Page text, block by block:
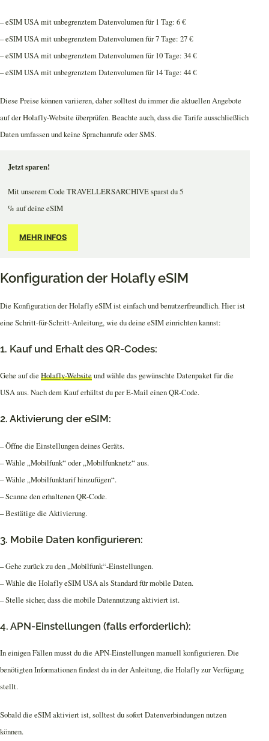
– eSIM USA mit unbegrenztem Datenvolumen für 1 Tag: 6 €
– eSIM USA mit unbegrenztem Datenvolumen für 7 Tage: 27 €
– eSIM USA mit unbegrenztem Datenvolumen für 10 Tage: 34 €
– eSIM USA mit unbegrenztem Datenvolumen für 14 Tage: 44 €
Diese Preise können variieren, daher solltest du immer die aktuellen Angebote
auf der Holafly-Website überprüfen. Beachte auch, dass die Tarife ausschließlich
Daten umfassen und keine Sprachanrufe oder SMS.
Jetzt sparen!
Mit unserem Code TRAVELLERSARCHIVE sparst du 5
% auf deine eSIM
MEHR INFOS
Konfiguration der Holafly eSIM
Die Konfiguration der Holafly eSIM ist einfach und benutzerfreundlich. Hier ist
eine Schritt-für-Schritt-Anleitung, wie du deine eSIM einrichten kannst:
1. Kauf und Erhalt des QR-Codes:
Gehe auf die Holafly-Websiteund wähle das gewünschte Datenpaket für die
USA aus. Nach dem Kauf erhältst du per E-Mail einen QR-Code.
2. Aktivierung der eSIM:
– Öffne die Einstellungen deines Geräts.
– Wähle „Mobilfunk“ oder „Mobilfunknetz“ aus.
– Wähle „Mobilfunktarif hinzufügen“.
– Scanne den erhaltenen QR-Code.
– Bestätige die Aktivierung.
3. Mobile Daten konfigurieren:
– Gehe zurück zu den „Mobilfunk“-Einstellungen.
– Wähle die Holafly eSIM USA als Standard für mobile Daten.
– Stelle sicher, dass die mobile Datennutzung aktiviert ist.
4. APN-Einstellungen (falls erforderlich):
In einigen Fällen musst du die APN-Einstellungen manuell konfigurieren. Die
benötigten Informationen findest du in der Anleitung, die Holafly zur Verfügung
stellt.
Sobald die eSIM aktiviert ist, solltest du sofort Datenverbindungen nutzen
können.